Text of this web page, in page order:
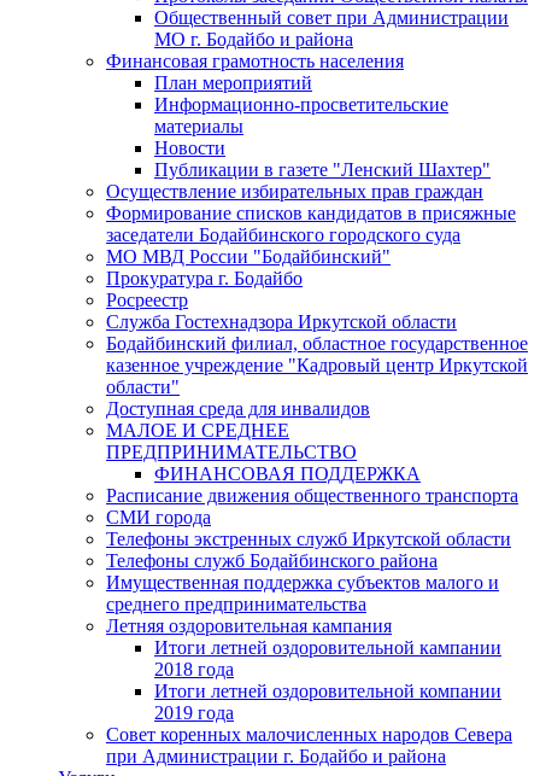
Общественный совет при Администрации
МО г. Бодайбо и района
Финансовая грамотность населения
План мероприятий
Информационно-просветительские
материалы
Новости
Публикации в газете "Ленский Шахтер"
Осуществление избирательных прав граждан
Формирование списков кандидатов в присяжные
заседатели Бодайбинского городского суда
МО МВД России "Бодайбинский"
Прокуратура г. Бодайбо
Росреестр
Служба Гостехнадзора Иркутской области
Бодайбинский филиал, областное государственное
казенное учреждение "Кадровый центр Иркутской
области"
Доступная среда для инвалидов
МАЛОЕ И СРЕДНЕЕ
ПРЕДПРИНИМАТЕЛЬСТВО
ФИНАНСОВАЯ ПОДДЕРЖКА
Расписание движения общественного транспорта
СМИ города
Телефоны экстренных служб Иркутской области
Телефоны служб Бодайбинского района
Имущественная поддержка субъектов малого и
среднего предпринимательства
Летняя оздоровительная кампания
Итоги летней оздоровительной кампании
2018 года
Итоги летней оздоровительной компании
2019 года
Совет коренных малочисленных народов Севера
при Администрации г. Бодайбо и района